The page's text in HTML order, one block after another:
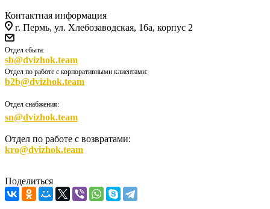
Контактная информация
г. Пермь, ул. Хлебозаводская, 16а, корпус 2
Отдел сбыта:
sb@dvizhok.team
Отдел по работе с корпоративными клиентами:
b2b@dvizhok.team
Отдел снабжения:
sn@dvizhok.team
Отдел по работе с возвратами:
kro@dvizhok.team
Поделиться